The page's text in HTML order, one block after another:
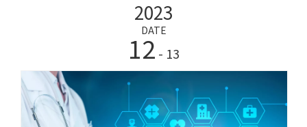
2023
DATE
12 - 13